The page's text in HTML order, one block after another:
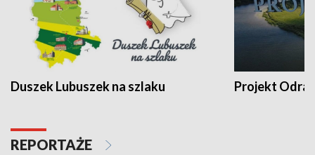
Duszek Lubuszek na szlaku Projekt Odra
REPORTAŻE